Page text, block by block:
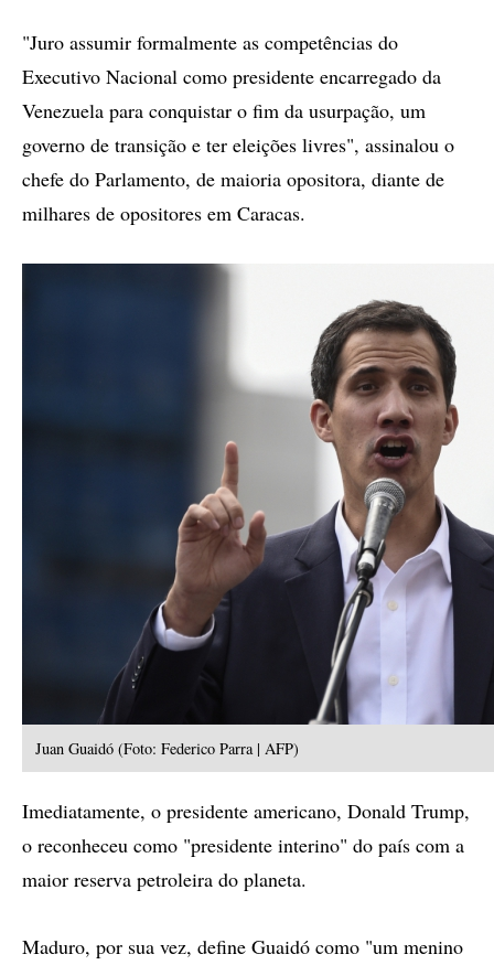
"Juro assumir formalmente as competências do
Executivo Nacional como presidente encarregado da
Venezuela para conquistar o fim da usurpação, um
governo de transição e ter eleições livres", assinalou o
chefe do Parlamento, de maioria opositora, diante de
milhares de opositores em Caracas.
Juan Guaidó (Foto: Federico Parra | AFP)
Imediatamente, o presidente americano, Donald Trump,
o reconheceu como "presidente interino" do país com a
maior reserva petroleira do planeta.
Maduro, por sua vez, define Guaidó como "um menino